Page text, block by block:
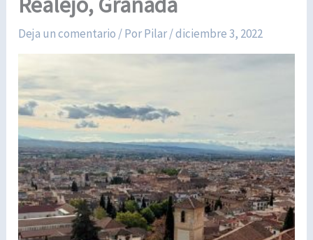
Deja un comentario / PorPilar/diciembre 3, 2022